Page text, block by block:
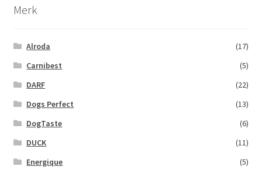
Merk
Alroda
(17)
Carnibest
(5)
DARF
(22)
Dogs Perfect
(13)
DogTaste
(6)
DUCK
(11)
Energique
(5)